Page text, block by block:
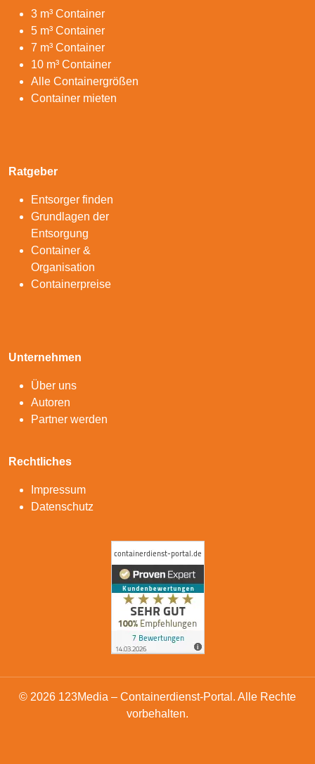
3 m³ Container
5 m³ Container
7 m³ Container
10 m³ Container
Alle Containergrößen
Container mieten
Ratgeber
Entsorger finden
Grundlagen der
Entsorgung
Container &
Organisation
Containerpreise
Unternehmen
Über uns
Autoren
Partner werden
Rechtliches
Impressum
Datenschutz
© 2026 123Media – Containerdienst-Portal. Alle Rechte
vorbehalten.